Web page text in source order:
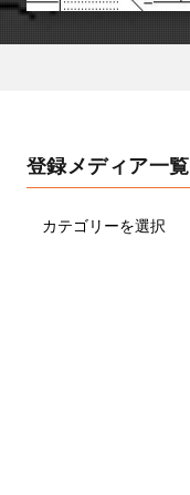
登録メディア一覧